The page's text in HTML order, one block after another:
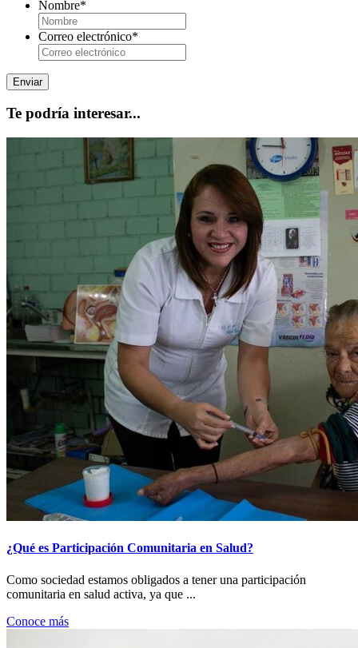
Nombre*
Correo electrónico*
Te podría interesar...
¿Qué es Participación Comunitaria en Salud?
Como sociedad estamos obligados a tener una participación
comunitaria en salud activa, ya que ...
Conoce más